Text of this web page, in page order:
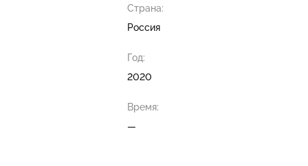
Страна:
Россия
Год:
2020
Время:
—